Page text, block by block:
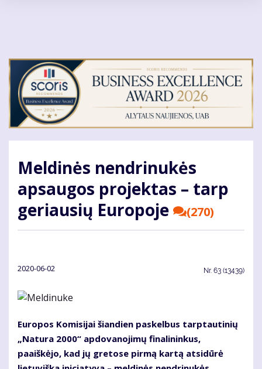
Meldinės nendrinukės
apsaugos projektas – tarp
geriausių Europoje
(270)
2020-06-02 Nr. 63 (13439)
Europos Komisijai šiandien paskelbus tarptautinių
„Natura 2000“ apdovanojimų finalininkus,
paaiškėjo, kad jų gretose pirmą kartą atsidūrė